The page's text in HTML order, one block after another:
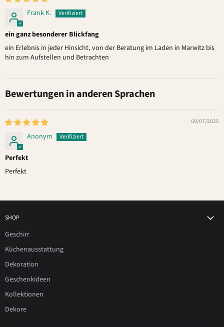
Frank K.
ein ganz besonderer Blickfang
ein Erlebnis in jeder Hinsicht, von der Beratung im Laden in Marwitz bis
hin zum Aufstellen und Betrachten
Bewertungen in anderen Sprachen
09/07/2025
Anonym
Perfekt
Perfekt
SHOP
Geschirr
Küchenausstattung
Dekoration
Geschenkideen
Kollektionen
Dekore